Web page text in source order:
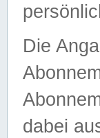
Die
dabei